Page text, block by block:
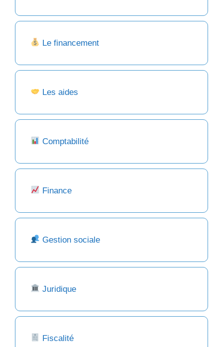
Le financement
Les aides
Comptabilité
Finance
Gestion sociale
Juridique
Fiscalité